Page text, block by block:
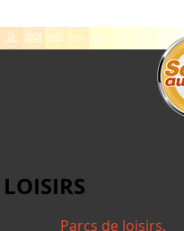
LOISIRS
Parcs de loisirs,